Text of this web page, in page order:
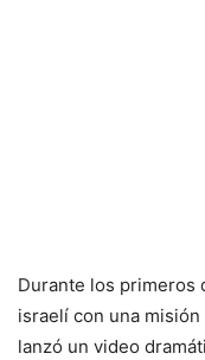
Durante los primeros
israelí con una
lanzó un video